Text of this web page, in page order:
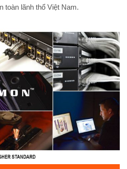
toàn lãnh thổ Việt Nam.